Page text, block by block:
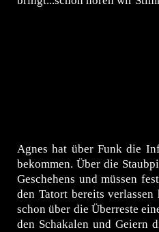
Agnes hat über Funk die
bekommen. Über die
Geschehens und müssen
den Tatort bereits
schon über die Überreste
den Schakalen und Geiern